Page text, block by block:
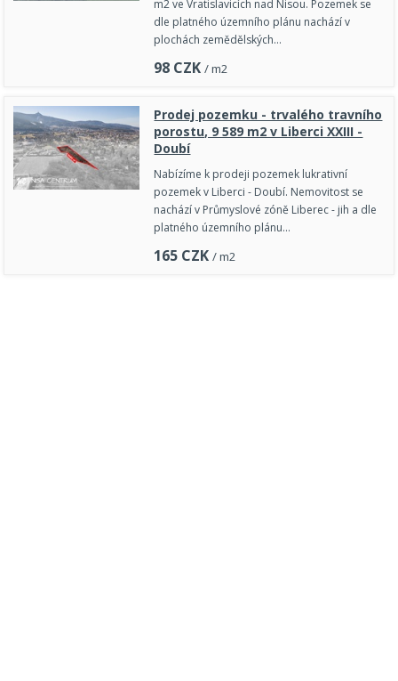
m2 ve Vratislavicích nad Nisou. Pozemek se
dle platného územního plánu nachází v
plochách zemědělských…
98 CZK / m2
Prodej pozemku - trvalého travního
porostu, 9 589 m2 v Liberci XXIII -
Doubí
Nabízíme k prodeji pozemek lukrativní
pozemek v Liberci - Doubí. Nemovitost se
nachází v Průmyslové zóně Liberec - jih a dle
platného územního plánu…
165 CZK / m2